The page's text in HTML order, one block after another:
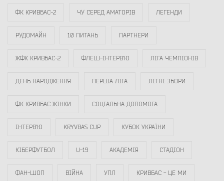
ФК КРИВБАС-2 ЧУ СЕРЕД АМАТОРІВ ЛЕГЕНДИ
РУДОМАЙН 10 ПИТАНЬ ПАРТНЕРИ
ЖФК КРИВБАС-2 ФЛЕШ-ІНТЕРВ`Ю ЛІГА ЧЕМПІОНІВ
ДЕНЬ НАРОДЖЕННЯ ПЕРША ЛІГА ЛІТНІ ЗБОРИ
ФК КРИВБАС ЖІНКИ СОЦІАЛЬНА ДОПОМОГА
ІНТЕРВ`Ю KRYVBAS CUP КУБОК УКРАЇНИ
КІБЕРФУТБОЛ U-19 АКАДЕМІЯ СТАДІОН
ФАН-ШОП ВІЙНА УПЛ КРИВБАС - ЦЕ МИ